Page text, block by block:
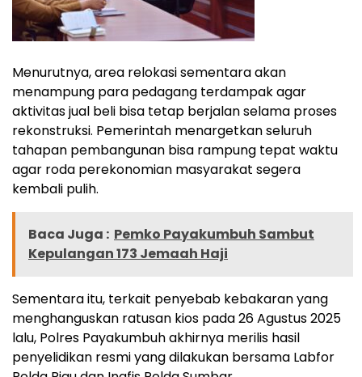
Menurutnya, area relokasi sementara akan
menampung para pedagang terdampak agar
aktivitas jual beli bisa tetap berjalan selama proses
rekonstruksi. Pemerintah menargetkan seluruh
tahapan pembangunan bisa rampung tepat waktu
agar roda perekonomian masyarakat segera
kembali pulih.
Baca Juga : Pemko Payakumbuh Sambut
Kepulangan 173 Jemaah Haji
Sementara itu, terkait penyebab kebakaran yang
menghanguskan ratusan kios pada 26 Agustus 2025
lalu, Polres Payakumbuh akhirnya merilis hasil
penyelidikan resmi yang dilakukan bersama Labfor